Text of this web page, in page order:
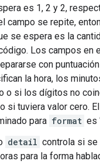
es 1, 2 y 2,
campo se repite,
se espera es la
Los campos en
con
la hora, los
o si los dígitos no
si tuviera valor cero.
para format es
detail controla si
para la forma